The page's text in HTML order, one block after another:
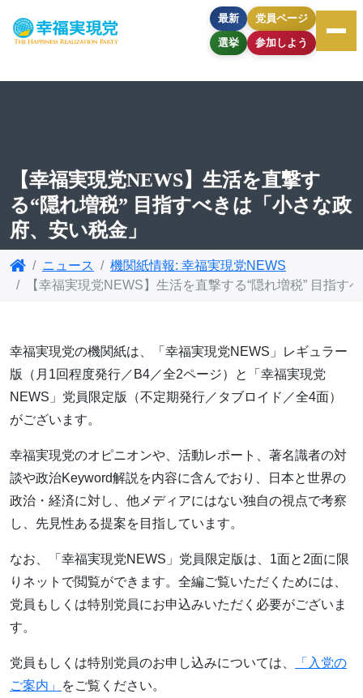
最新
選挙
党員ページ
参加しよう
【幸福実現党NEWS】生活を直撃す
る“隠れ増税” 目指すべきは「小さな政
府、安い税金」
ニュース
機関紙情報: 幸福実現党NEWS
【幸福実現党NEWS】生活を直撃する“隠れ増税” 目指す
幸福実現党の機関紙は、「幸福実現党NEWS」レギュラー
版（月1回程度発行／B4／全2ページ）と「幸福実現党
NEWS」党員限定版（不定期発行／タブロイド／全4面）
がございます。
幸福実現党のオピニオンや、活動レポート、著名識者の対
談や政治Keyword解説を内容に含んでおり、日本と世界の
政治・経済に対し、他メディアにはない独自の視点で考察
し、先見性ある提案を目指しています。
なお、「幸福実現党NEWS」党員限定版は、1面と2面に限
りネットで閲覧ができます。全編ご覧いただくためには、
党員もしくは特別党員にお申込みいただく必要がございま
す。
党員もしくは特別党員のお申し込みについては、
「入党の
ご案内」
をご覧ください。